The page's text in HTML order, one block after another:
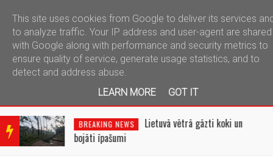
telegram
BRE
AKIN
NEW
BREAKING NEWS
Lietuvā vētrā gāzti koki un
bojāti īpašumi
This site uses cookies from Google to deliver its services
to analyze traffic. Your IP address and user-agent are shared
with Google along with performance and security metrics to
ensure quality of service, generate usage statistics, and to
detect and address abuse.
LEARN MORE
GOT IT